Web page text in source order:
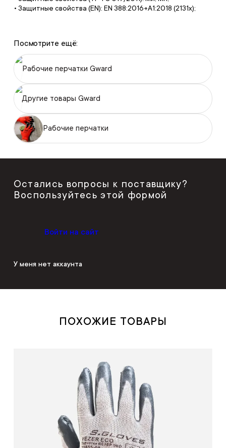
• Защитные свойства (EN): EN 388:2016+A1:2018 (2131х);
Посмотрите ещё:
Рабочие перчатки Gward
Другие товары Gward
Рабочие перчатки
Остались вопросы к поставщику?
Воспользуйтесь этой формой
Войти на сайт
У меня нет аккаунта
ПОХОЖИЕ ТОВАРЫ